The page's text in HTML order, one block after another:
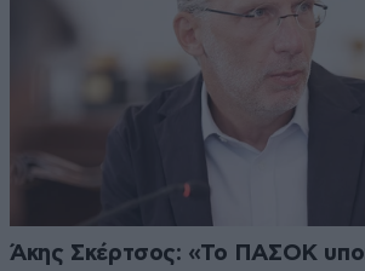
Άκης Σκέρτσος: «Το ΠΑΣΟΚ